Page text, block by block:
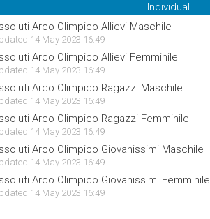
Individual
Arco Olimpico Allievi Maschile
14 May 2023 16:49
Arco Olimpico Allievi Femminile
14 May 2023 16:49
Arco Olimpico Ragazzi Maschile
14 May 2023 16:49
Arco Olimpico Ragazzi Femminile
14 May 2023 16:49
Arco Olimpico Giovanissimi Maschile
14 May 2023 16:49
Arco Olimpico Giovanissimi Femminile
14 May 2023 16:49